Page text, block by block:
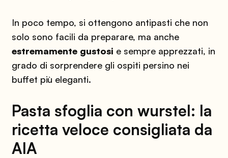
In poco tempo, si ottengono antipasti che non
solo sono facili da preparare, ma anche
estremamente gustosi e sempre apprezzati, in
grado di sorprendere gli ospiti persino nei
buffet più eleganti.
Pasta sfoglia con wurstel: la
ricetta veloce consigliata da
AIA